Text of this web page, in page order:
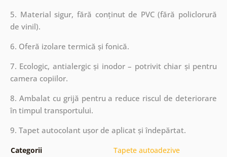
5. Material sigur, fără conținut de PVC (fără policlorură
de vinil).
6. Oferă izolare termică și fonică.
7. Ecologic, antialergic și inodor – potrivit chiar și pentru
camera copiilor.
8. Ambalat cu grijă pentru a reduce riscul de deteriorare
în timpul transportului.
9. Tapet autocolant ușor de aplicat și îndepărtat.
Categorii
Tapete autoadezive